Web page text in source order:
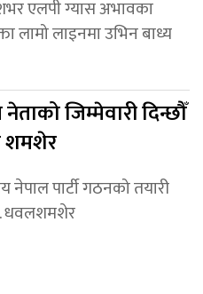
एलपी ग्यास अभावका
लामो लाइनमा उभिन बाध्य
जिम्मेवारी दिन्छौँ
शमशेर
नेपाल पार्टी गठनको तयारी
धवलशमशेर